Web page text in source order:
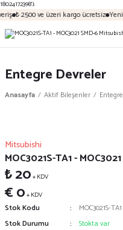
18024172398');
₺ 2500 ve üzeri kargo ücretsiz
Entegre Devreler
Anasayfa Aktif Bileşenler
Mitsubishi
MOC3021S-TA1 -
₺ 20+ KDV
€ 0+ KDV
Stok Kodu
MOC3021S-TA1
Stok Durumu
Stokta var